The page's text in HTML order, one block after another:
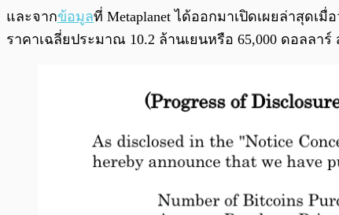
และจากข้อมูลที่ Metaplanet ได้ออกมาเปิดเผยล่าสุด
ราคาเฉลี่ยประมาณ 10.2 ล้านเยนหรือ 65,000 ดอลล